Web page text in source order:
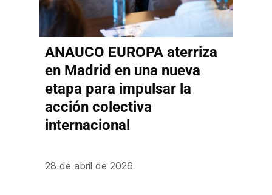
ANAUCO EUROPA aterriza
en Madrid en una nueva
etapa para impulsar la
acción colectiva
internacional
28 de abril de 2026